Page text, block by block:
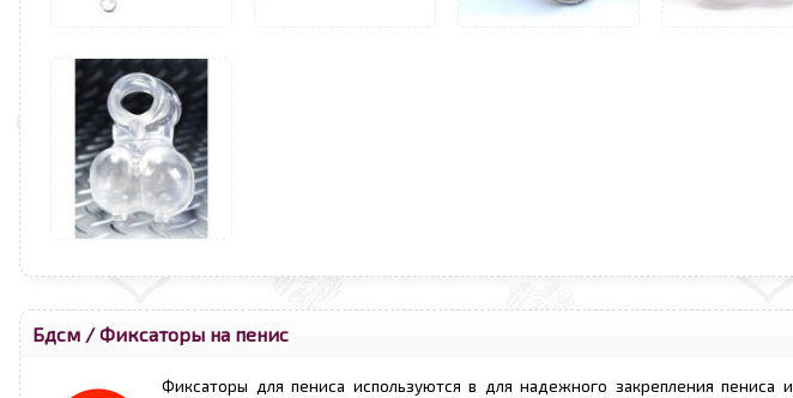
Бдсм /Фиксаторы на пенис
Фиксаторы для пениса используются в для надежного закрепления пениса